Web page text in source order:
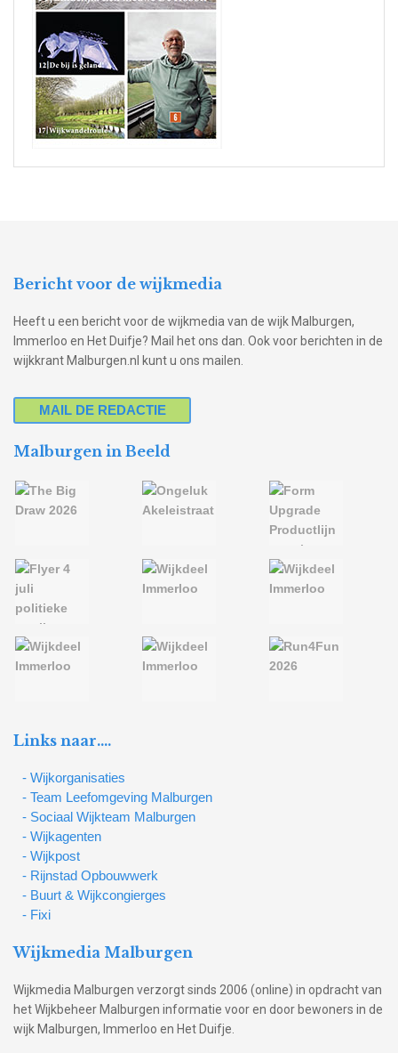
Bericht voor de wijkmedia
Heeft u een bericht voor de wijkmedia van de wijk Malburgen,
Immerloo en Het Duifje? Mail het ons dan. Ook voor berichten in de
wijkkrant Malburgen.nl kunt u ons mailen.
MAIL DE REDACTIE
Malburgen in Beeld
Links naar….
- Wijkorganisaties
- Team Leefomgeving Malburgen
- Sociaal Wijkteam Malburgen
- Wijkagenten
- Wijkpost
- Rijnstad Opbouwwerk
- Buurt & Wijkcongierges
- Fixi
Wijkmedia Malburgen
Wijkmedia Malburgen verzorgt sinds 2006 (online) in opdracht van
het Wijkbeheer Malburgen informatie voor en door bewoners in de
wijk Malburgen, Immerloo en Het Duifje.